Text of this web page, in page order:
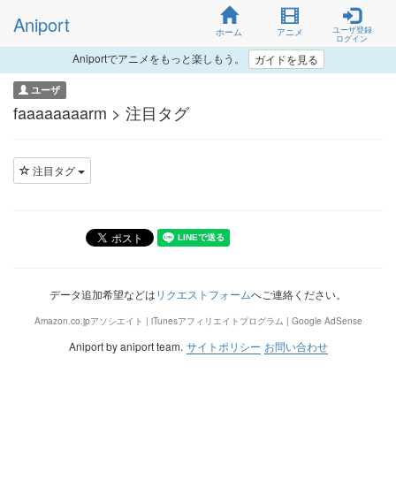
Aniport ホーム アニメ
ユーザ登録
ログイン
Aniportでアニメをもっと楽しもう。 ガイドを見る
ユーザ
faaaaaaaarm > 注目タグ
注目タグ
データ追加希望などはリクエストフォームへご連絡ください。
Amazon.co.jpアソシエイト | iTunesアフィリエイトプログラム | Google AdSense
Aniport by aniport team. サイトポリシー お問い合わせ